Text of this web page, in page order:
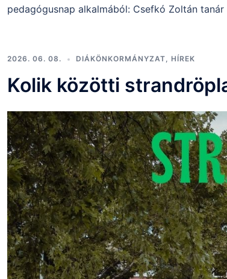
pedagógusnap alkalmából: Csefkó Zoltán
2026. 06. 08. DIÁKÖNKORMÁNYZAT HÍREK
Kolik közötti